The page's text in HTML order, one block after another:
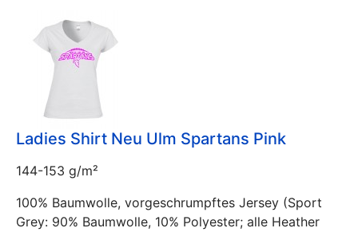
Ladies Shirt Neu Ulm Spartans Pink
144-153 g/m²
100% Baumwolle, vorgeschrumpftes Jersey (Sport
Grey: 90% Baumwolle, 10% Polyester; alle Heather